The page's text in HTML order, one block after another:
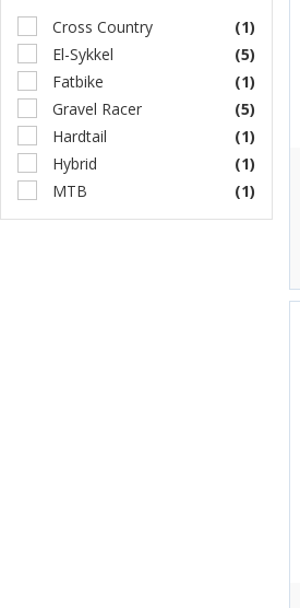
Cross Country
(1)
El-Sykkel
(5)
Fatbike
(1)
Gravel Racer
(5)
Hardtail
(1)
Hybrid
(1)
MTB
(1)